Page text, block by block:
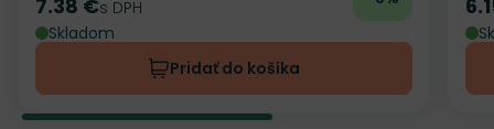
Cena
7.38 €s DPH
Skladom
Pridať do košíka